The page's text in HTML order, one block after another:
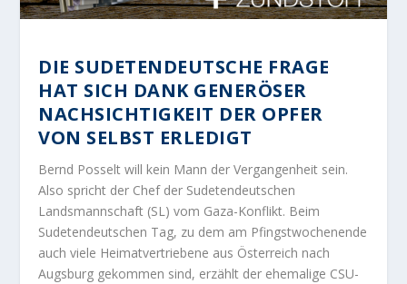
DIE SUDETENDEUTSCHE FRAGE
HAT SICH DANK GENERÖSER
NACHSICHTIGKEIT DER OPFER
VON SELBST ERLEDIGT
Bernd Posselt will kein Mann der Vergangenheit sein.
Also spricht der Chef der Sudetendeutschen
Landsmannschaft (SL) vom Gaza-Konflikt. Beim
Sudetendeutschen Tag, zu dem am Pfingstwochenende
auch viele Heimatvertriebene aus Österreich nach
Augsburg gekommen sind, erzählt der ehemalige CSU-